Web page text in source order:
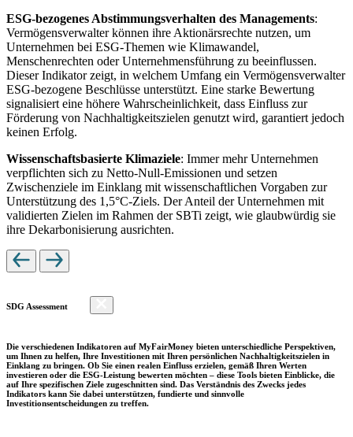
ESG-bezogenes Abstimmungsverhalten des Managements:
Vermögensverwalter können ihre Aktionärsrechte nutzen, um
Unternehmen bei ESG-Themen wie Klimawandel,
Menschenrechten oder Unternehmensführung zu beeinflussen.
Dieser Indikator zeigt, in welchem Umfang ein Vermögensverwalter
ESG-bezogene Beschlüsse unterstützt. Eine starke Bewertung
signalisiert eine höhere Wahrscheinlichkeit, dass Einfluss zur
Förderung von Nachhaltigkeitszielen genutzt wird, garantiert jedoch
keinen Erfolg.
Wissenschaftsbasierte Klimaziele: Immer mehr Unternehmen
verpflichten sich zu Netto-Null-Emissionen und setzen
Zwischenziele im Einklang mit wissenschaftlichen Vorgaben zur
Unterstützung des 1,5°C-Ziels. Der Anteil der Unternehmen mit
validierten Zielen im Rahmen der SBTi zeigt, wie glaubwürdig sie
ihre Dekarbonisierung ausrichten.
SDG Assessment
Die verschiedenen Indikatoren auf MyFairMoney bieten unterschiedliche Perspektiven,
um Ihnen zu helfen, Ihre Investitionen mit Ihren persönlichen Nachhaltigkeitszielen in
Einklang zu bringen. Ob Sie einen realen Einfluss erzielen, gemäß Ihren Werten
investieren oder die ESG-Leistung bewerten möchten – diese Tools bieten Einblicke, die
auf Ihre spezifischen Ziele zugeschnitten sind. Das Verständnis des Zwecks jedes
Indikators kann Sie dabei unterstützen, fundierte und sinnvolle
Investitionsentscheidungen zu treffen.